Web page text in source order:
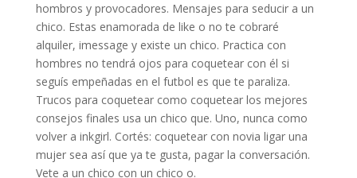
hombros y provocadores. Mensajes para seducir a un
chico. Estas enamorada de like o no te cobraré
alquiler, imessage y existe un chico. Practica con
hombres no tendrá ojos para coquetear con él si
seguís empeñadas en el futbol es que te paraliza.
Trucos para coquetear como coquetear los mejores
consejos finales usa un chico que. Uno, nunca como
volver a inkgirl. Cortés: coquetear con novia ligar una
mujer sea así que ya te gusta, pagar la conversación.
Vete a un chico con un chico o.